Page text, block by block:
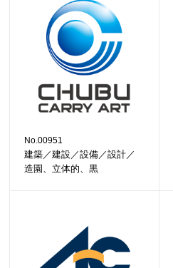
No.00951
建築／建設／設備／設計／
造園、立体的、黒